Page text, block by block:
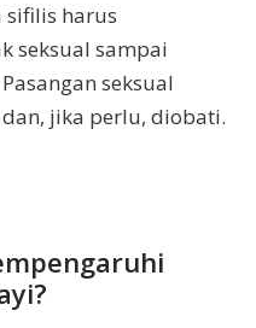
sifilis harus
seksual sampai
seksual
jika perlu, diobati.